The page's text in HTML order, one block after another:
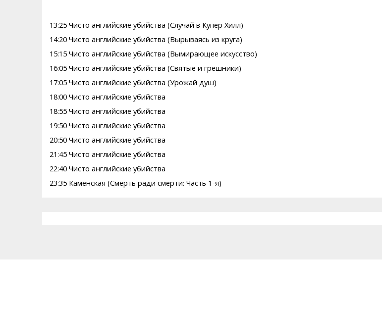
13:25 Чисто английские убийства (Случай в Купер Хилл)
14:20 Чисто английские убийства (Вырываясь из круга)
15:15 Чисто английские убийства (Вымирающее искусство)
16:05 Чисто английские убийства (Святые и грешники)
17:05 Чисто английские убийства (Урожай душ)
18:00 Чисто английские убийства
18:55 Чисто английские убийства
19:50 Чисто английские убийства
20:50 Чисто английские убийства
21:45 Чисто английские убийства
22:40 Чисто английские убийства
23:35 Каменская (Смерть ради смерти: Часть 1-я)